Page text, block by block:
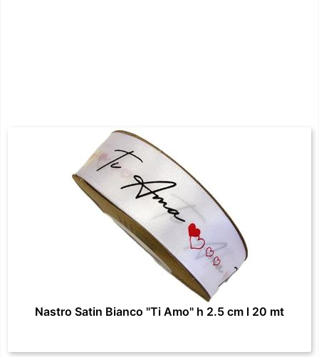
Nastro Satin Bianco "Ti Amo" h 2.5 cm l 20 mt